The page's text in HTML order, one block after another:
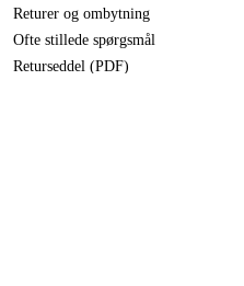
Returer og ombytning
Ofte stillede spørgsmål
Returseddel (PDF)